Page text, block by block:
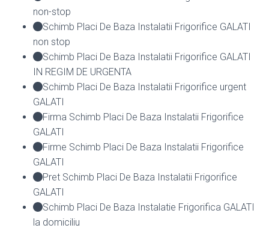
non-stop
Schimb Placi De Baza Instalatii Frigorifice GALATI
non stop
Schimb Placi De Baza Instalatii Frigorifice GALATI
IN REGIM DE URGENTA
Schimb Placi De Baza Instalatii Frigorifice urgent
GALATI
Firma Schimb Placi De Baza Instalatii Frigorifice
GALATI
Firme Schimb Placi De Baza Instalatii Frigorifice
GALATI
Pret Schimb Placi De Baza Instalatii Frigorifice
GALATI
Schimb Placi De Baza Instalatie Frigorifica GALATI
la domiciliu